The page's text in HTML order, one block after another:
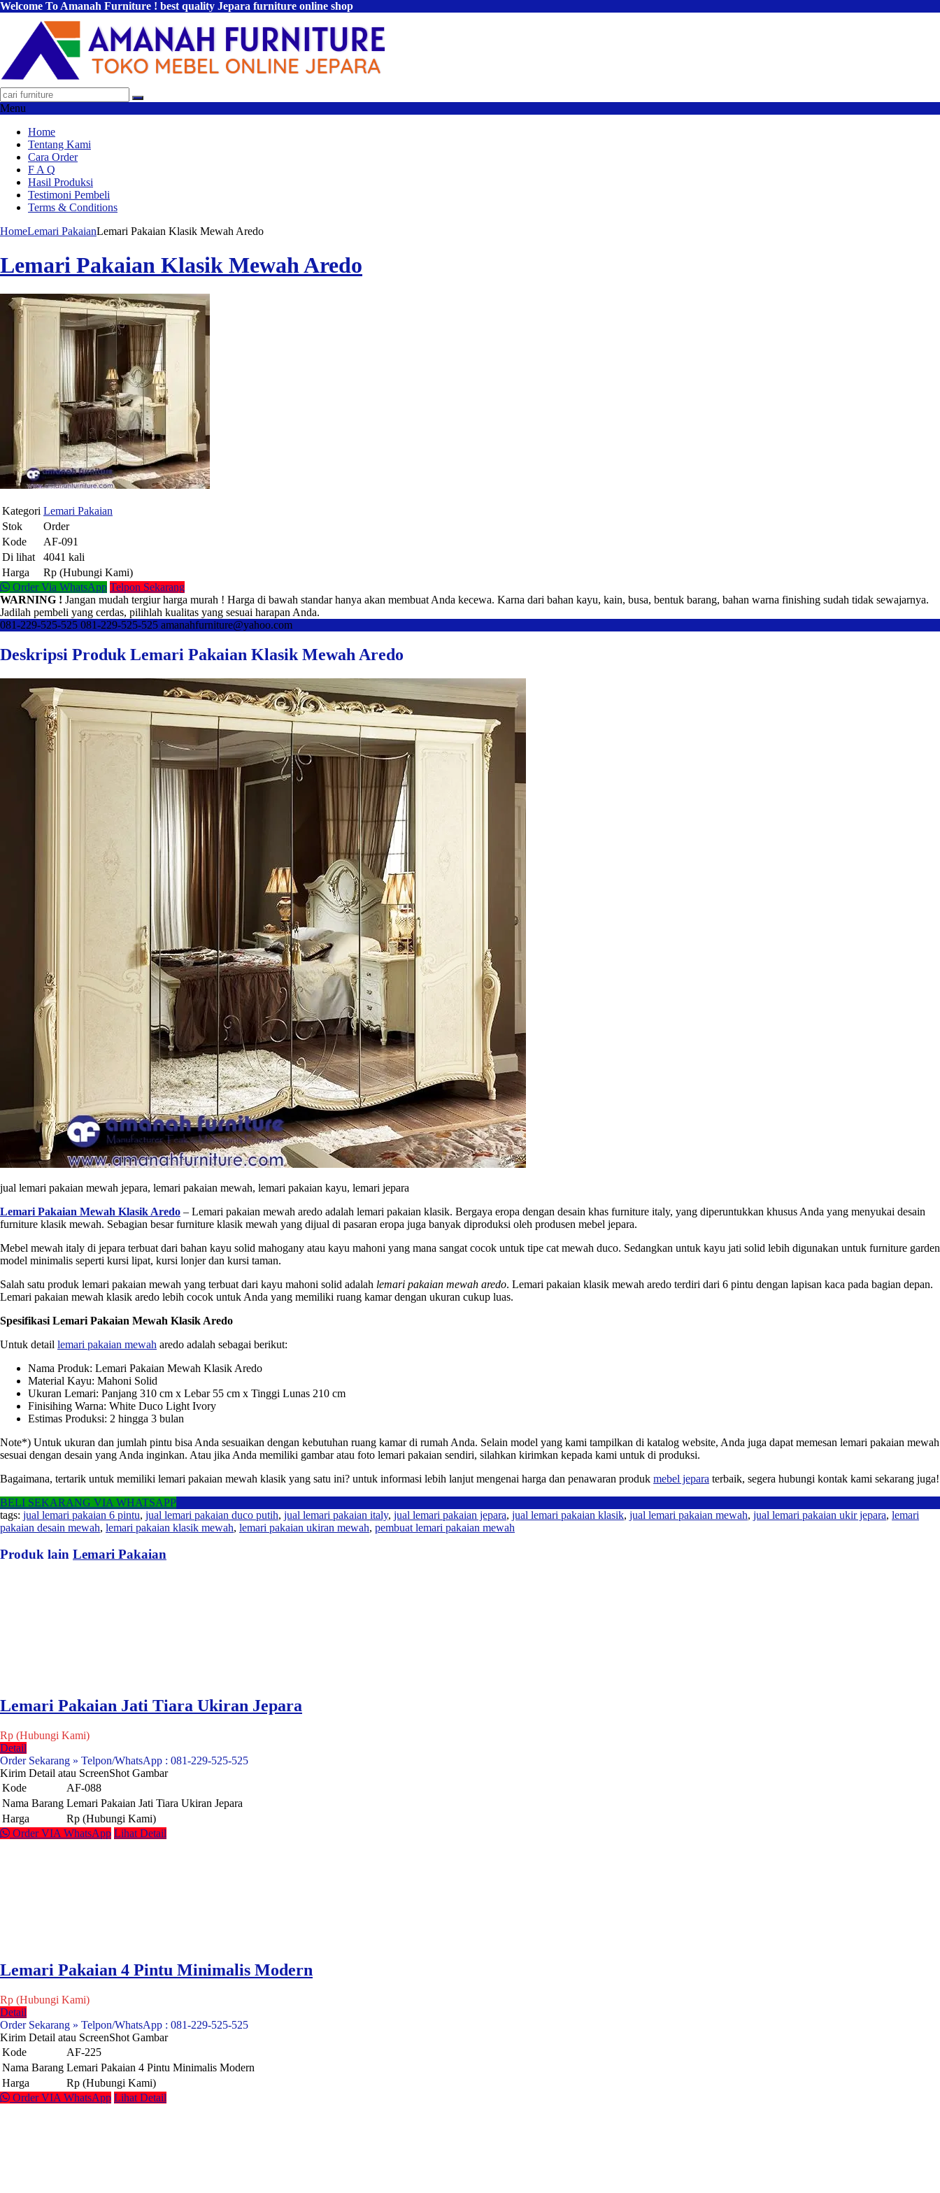
Welcome To Amanah Furniture ! best quality Jepara furniture online shop
Menu
Home
Tentang Kami
Cara Order
F A Q
Hasil Produksi
Testimoni Pembeli
Terms & Conditions
HomeLemari PakaianLemari Pakaian Klasik Mewah Aredo
Lemari Pakaian Klasik Mewah Aredo
Kategori Lemari Pakaian
Stok
Order
Kode
AF-091
Di lihat
4041 kali
Harga
Rp (Hubungi Kami)
Order Via WhatsApp Telpon Sekarang
WARNING ! Jangan mudah tergiur harga murah ! Harga di bawah standar hanya akan membuat Anda kecewa. Karna dari bahan kayu, kain, busa, bentuk barang, bahan warna finishing sudah tidak sewajarnya.
Jadilah pembeli yang cerdas, pilihlah kualitas yang sesuai harapan Anda.
081-229-525-525 081-229-525-525 amanahfurniture@yahoo.com
Deskripsi Produk Lemari Pakaian Klasik Mewah Aredo
jual lemari pakaian mewah jepara, lemari pakaian mewah, lemari pakaian kayu, lemari jepara
Lemari Pakaian Mewah Klasik Aredo – Lemari pakaian mewah aredo adalah lemari pakaian klasik. Bergaya eropa dengan desain khas furniture italy, yang diperuntukkan khusus Anda yang menyukai desain
furniture klasik mewah. Sebagian besar furniture klasik mewah yang dijual di pasaran eropa juga banyak diproduksi oleh produsen mebel jepara.
Mebel mewah italy di jepara terbuat dari bahan kayu solid mahogany atau kayu mahoni yang mana sangat cocok untuk tipe cat mewah duco. Sedangkan untuk kayu jati solid lebih digunakan untuk furniture garden
model minimalis seperti kursi lipat, kursi lonjer dan kursi taman.
Salah satu produk lemari pakaian mewah yang terbuat dari kayu mahoni solid adalah lemari pakaian mewah aredo. Lemari pakaian klasik mewah aredo terdiri dari 6 pintu dengan lapisan kaca pada bagian depan.
Lemari pakaian mewah klasik aredo lebih cocok untuk Anda yang memiliki ruang kamar dengan ukuran cukup luas.
Spesifikasi Lemari Pakaian Mewah Klasik Aredo
Untuk detail lemari pakaian mewah aredo adalah sebagai berikut:
Nama Produk: Lemari Pakaian Mewah Klasik Aredo
Material Kayu: Mahoni Solid
Ukuran Lemari: Panjang 310 cm x Lebar 55 cm x Tinggi Lunas 210 cm
Finisihing Warna: White Duco Light Ivory
Estimas Produksi: 2 hingga 3 bulan
Note*) Untuk ukuran dan jumlah pintu bisa Anda sesuaikan dengan kebutuhan ruang kamar di rumah Anda. Selain model yang kami tampilkan di katalog website, Anda juga dapat memesan lemari pakaian mewah
sesuai dengan desain yang Anda inginkan. Atau jika Anda memiliki gambar atau foto lemari pakaian sendiri, silahkan kirimkan kepada kami untuk di produksi.
Bagaimana, tertarik untuk memiliki lemari pakaian mewah klasik yang satu ini? untuk informasi lebih lanjut mengenai harga dan penawaran produk mebel jepara terbaik, segera hubungi kontak kami sekarang juga!
BELI SEKARANG VIA WHATSAPP
tags: jual lemari pakaian 6 pintu, jual lemari pakaian duco putih, jual lemari pakaian italy, jual lemari pakaian jepara, jual lemari pakaian klasik, jual lemari pakaian mewah, jual lemari pakaian ukir jepara, lemari
pakaian desain mewah, lemari pakaian klasik mewah, lemari pakaian ukiran mewah, pembuat lemari pakaian mewah
Produk lain Lemari Pakaian
Lemari Pakaian Jati Tiara Ukiran Jepara
Rp (Hubungi Kami)
Detail
Order Sekarang » Telpon/WhatsApp : 081-229-525-525
Kirim Detail atau ScreenShot Gambar
Kode
AF-088
Nama Barang Lemari Pakaian Jati Tiara Ukiran Jepara
Harga
Rp (Hubungi Kami)
Order VIA WhatsApp Lihat Detail
Lemari Pakaian 4 Pintu Minimalis Modern
Rp (Hubungi Kami)
Detail
Order Sekarang » Telpon/WhatsApp : 081-229-525-525
Kirim Detail atau ScreenShot Gambar
Kode
AF-225
Nama Barang Lemari Pakaian 4 Pintu Minimalis Modern
Harga
Rp (Hubungi Kami)
Order VIA WhatsApp Lihat Detail